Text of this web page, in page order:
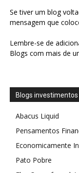
Se tiver um blog
mensagem que
Lembre-se de
Blogs com mais de
Blogs investimentos
Abacus Liquid
Pensamentos
Economicamente
Pato Pobre